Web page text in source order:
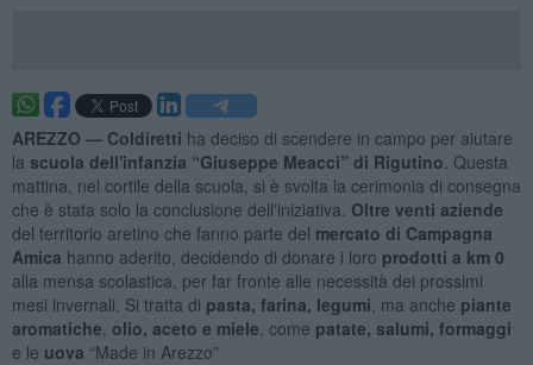
AREZZO — Coldiretti ha deciso di scendere in campo per aiutare
la scuola dell'infanzia “Giuseppe Meacci” di Rigutino . Questa
mattina, nel cortile della scuola, si è svolta la cerimonia di consegna
che è stata solo la conclusione dell'iniziativa. Oltre venti aziende
del territorio aretino che fanno parte del mercato di Campagna
Amica hanno aderito, decidendo di donare i loro prodotti a km 0
alla mensa scolastica, per far fronte alle necessità dei prossimi
mesi invernali. Si tratta di pasta, farina, legumi , ma anche piante
aromatiche olio, aceto e miele , come patate, salumi, formaggi
e le uova “Made in Arezzo”